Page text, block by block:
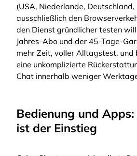
(USA, Niederlande, Deutschland,
ausschließlich den
den Dienst gründlicher testen
Jahres-Abo und der 45-Tage-
mehr Zeit, voller Alltagstest, und
eine unkomplizierte
Chat innerhalb weniger
Bedienung und
ist der Einstieg